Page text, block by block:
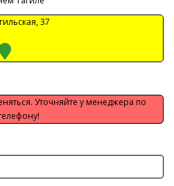
37
Уточняйте у менеджера по